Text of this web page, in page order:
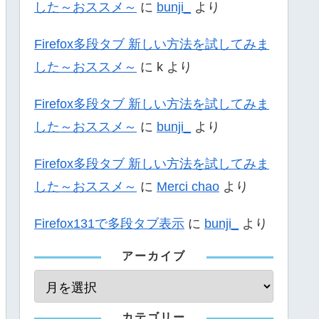
した～おススメ～ に bunji_ より
Firefox多段タブ 新しい方法を試してみま
した～おススメ～ に k より
Firefox多段タブ 新しい方法を試してみま
した～おススメ～ に bunji_ より
Firefox多段タブ 新しい方法を試してみま
した～おススメ～ に Merci chao より
Firefox131で多段タブ表示 に bunji_ より
アーカイブ